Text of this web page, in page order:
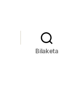
Bilaketa